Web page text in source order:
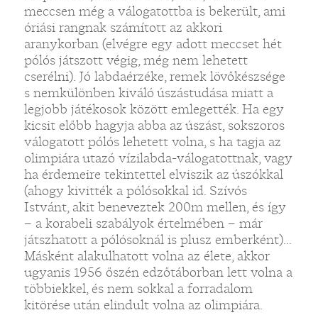
meccsen még a válogatottba is bekerült, ami
óriási rangnak számított az akkori
aranykorban (elvégre egy adott meccset hét
pólós játszott végig, még nem lehetett
cserélni). Jó labdaérzéke, remek lövőkészsége
s nemkülönben kiváló úszástudása miatt a
legjobb játékosok között emlegették. Ha egy
kicsit előbb hagyja abba az úszást, sokszoros
válogatott pólós lehetett volna, s ha tagja az
olimpiára utazó vízilabda-válogatottnak, vagy
ha érdemeire tekintettel elviszik az úszókkal
(ahogy kivitték a pólósokkal id. Szívós
Istvánt, akit beneveztek 200m mellen, és így
– a korabeli szabályok értelmében – már
játszhatott a pólósoknál is plusz emberként)...
Másként alakulhatott volna az élete, akkor
ugyanis 1956 őszén edzőtáborban lett volna a
többiekkel, és nem sokkal a forradalom
kitörése után elindult volna az olimpiára.